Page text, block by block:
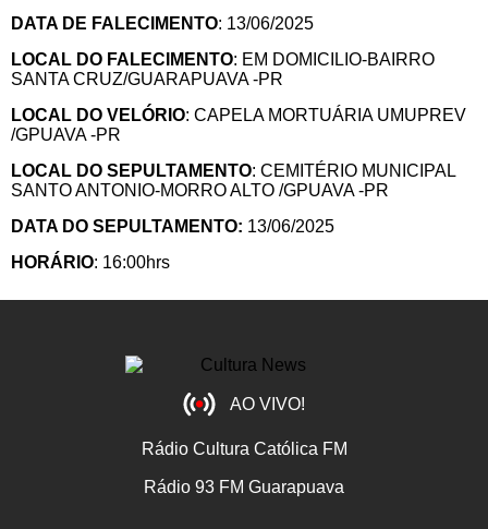
DATA DE FALECIMENTO: 13/06/2025
LOCAL DO FALECIMENTO: EM DOMICILIO-BAIRRO
SANTA CRUZ/GUARAPUAVA -PR
LOCAL DO VELÓRIO: CAPELA MORTUÁRIA UMUPREV
/GPUAVA -PR
LOCAL DO SEPULTAMENTO: CEMITÉRIO MUNICIPAL
SANTO ANTONIO-MORRO ALTO /GPUAVA -PR
DATA DO SEPULTAMENTO: 13/06/2025
HORÁRIO: 16:00hrs
AO VIVO!
Rádio Cultura Católica FM
Rádio 93 FM Guarapuava